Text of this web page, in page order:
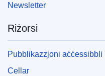
Newsletter
Riżorsi
Pubblikazzjoni aċċessibbli
Cellar